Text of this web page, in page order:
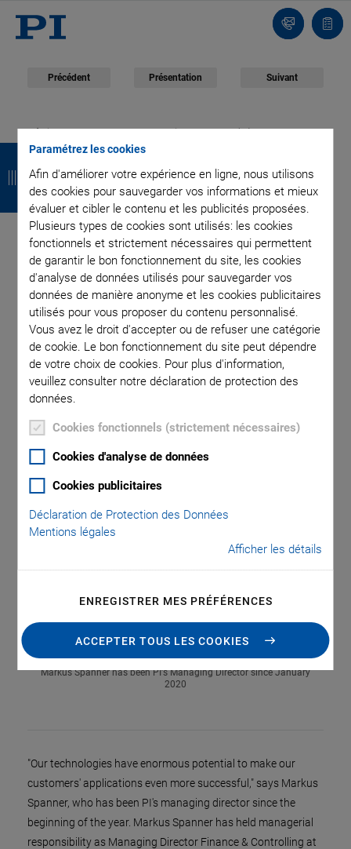
Paramétrez les cookies
Afin d'améliorer votre expérience en ligne, nous utilisons
des cookies pour sauvegarder vos informations et mieux
évaluer et cibler le contenu et les publicités proposées.
Plusieurs types de cookies sont utilisés: les cookies
fonctionnels et strictement nécessaires qui permettent
de garantir le bon fonctionnement du site, les cookies
d'analyse de données utilisés pour sauvegarder vos
données de manière anonyme et les cookies publicitaires
utilisés pour vous proposer du contenu personnalisé.
Vous avez le droit d'accepter ou de refuser une catégorie
de cookie. Le bon fonctionnement du site peut dépendre
de votre choix de cookies. Pour plus d'information,
veuillez consulter notre déclaration de protection des
données.
Cookies fonctionnels (strictement nécessaires)
Cookies d'analyse de données
Cookies publicitaires
Déclaration de Protection des Données
Mentions légales
Afficher les détails
ENREGISTRER MES PRÉFÉRENCES
ACCEPTER TOUS LES COOKIES
Contact
Précédent Présentation Suivant
Generational Change
at High-Tech
Company PI
Physik Instrumente (PI) GmbH & Co. in Karlsruhe has now
implemented a quiet and long-planned generational
change in its management. After 42 years as managing
director, Dr. Karl Spanner has handed over the management
of the company to his son, Markus Spanner.
Markus Spanner has been PI's Managing Director since January
2020
"Our technologies have enormous potential to make our
customers' applications even more successful," says Markus
Spanner, who has been PI's managing director since the
beginning of the year. Markus Spanner has held managerial
responsibility as Managing Director Finance & Controlling at
R
e
t
o
u
r
R
e
t
o
u
r
R
e
t
o
u
r
R
e
t
o
u
r